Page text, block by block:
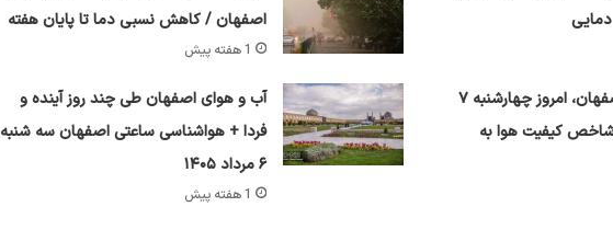
اصفهان / کاهش نسبی دما تا پایان هفته
1 هفته پیش
آلودگی هوای اصفهان، امروز چهارشنبه ۷
کیفیت هوا به
آب و هوای اصفهان طی چند روز آینده و
فردا + هواشناسی ساعتی اصفهان سه شنبه
۶ مرداد ۱۴۰۵
1 هفته پیش